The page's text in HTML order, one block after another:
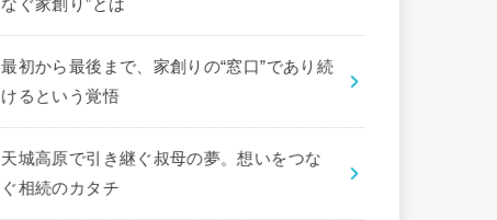
なぐ家創り”とは
最初から最後まで、家創りの“窓口”であり続
けるという覚悟
天城高原で引き継ぐ叔母の夢。想いをつな
ぐ相続のカタチ